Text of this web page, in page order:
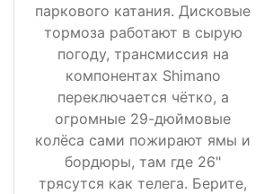
паркового катания. Дисковые
тормоза работают в сырую
погоду, трансмиссия на
компонентах Shimano
переключается чётко, а
огромные 29-дюймовые
колёса сами пожирают ямы и
бордюры, там где 26"
трясутся как телега. Берите,